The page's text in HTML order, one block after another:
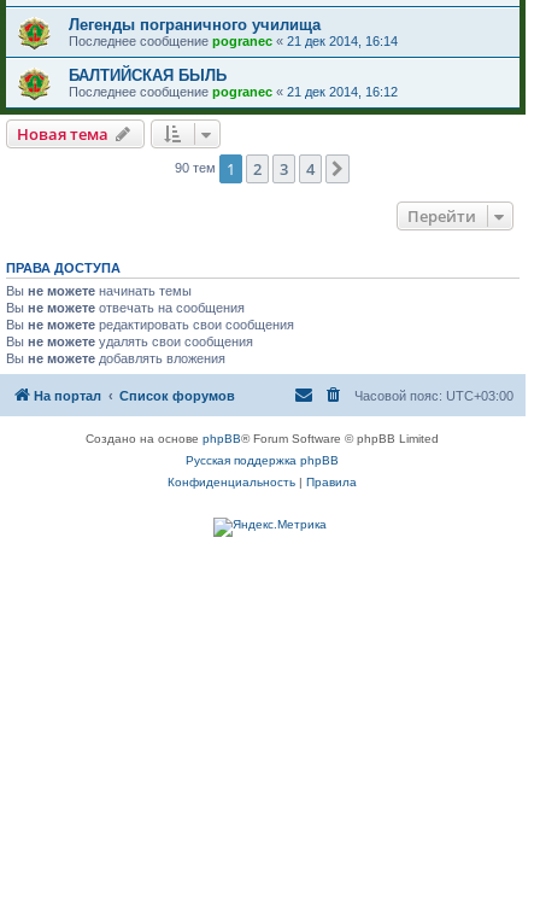
Легенды пограничного училища
Последнее сообщение pogranec « 21 дек 2014, 16:14
БАЛТИЙСКАЯ БЫЛЬ
Последнее сообщение pogranec « 21 дек 2014, 16:12
Новая тема
90 тем 1 2 3 4
Перейти
ПРАВА ДОСТУПА
Вы не можете начинать темы
Вы не можете отвечать на сообщения
Вы не можете редактировать свои сообщения
Вы не можете удалять свои сообщения
Вы не можете добавлять вложения
На портал Список форумов Часовой пояс: UTC+03:00
Создано на основеphpBB® Forum Software © phpBB Limited
Русская поддержка phpBB
Конфиденциальность |Правила